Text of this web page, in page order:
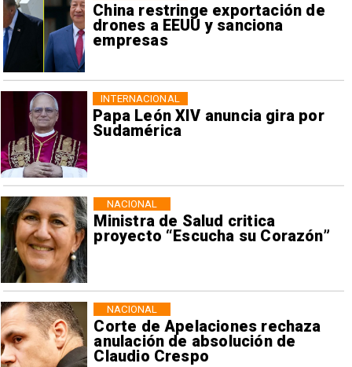
China restringe exportación de
drones a EEUU y sanciona
empresas
Papa León XIV anuncia gira por
Sudamérica
INTERNACIONAL
Ministra de Salud critica
proyecto “Escucha su Corazón”
NACIONAL
Corte de Apelaciones rechaza
anulación de absolución de
Claudio Crespo
NACIONAL